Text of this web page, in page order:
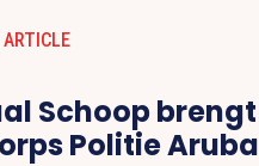
Schoop brengt
Politie Aruba